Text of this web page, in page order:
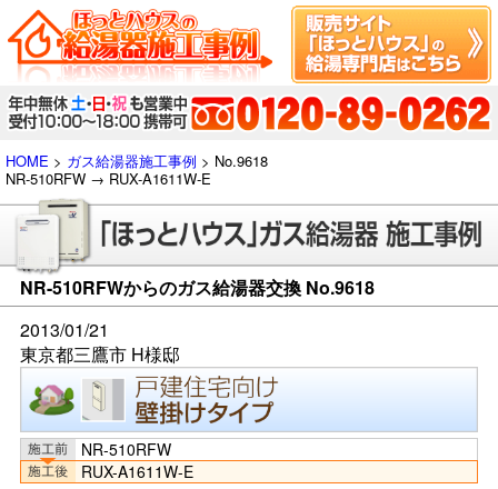
HOME > ガス給湯器施工事例 > No.9618
NR-510RFW → RUX-A1611W-E
NR-510RFWからのガス給湯器交換 No.9618
2013/01/21
東京都三鷹市 H様邸
NR-510RFW
RUX-A1611W-E